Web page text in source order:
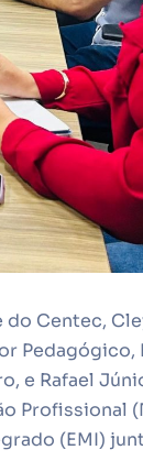
Centec,
Pedagógico,
e Rafael
Profissional
(EMI)